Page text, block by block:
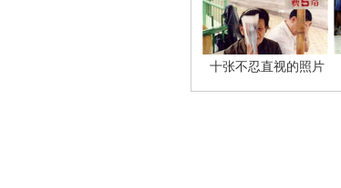
十张不忍直视的照片